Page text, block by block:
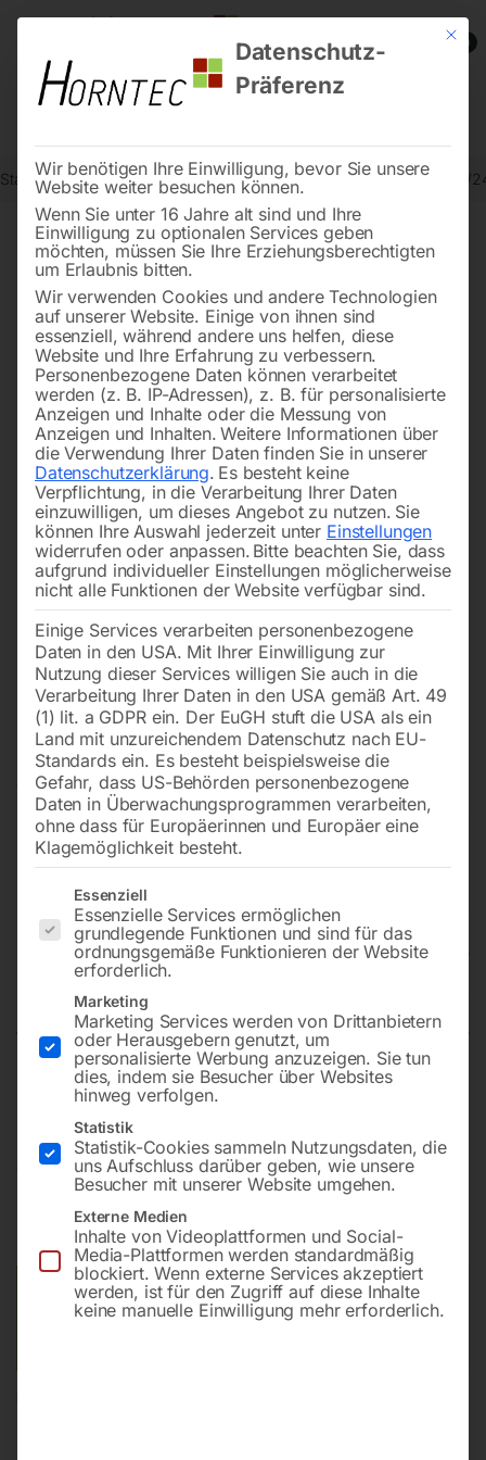
0
Start Werkstatttechnik Öl- / Fettpumpen DL-Ölpumpe POP 650/
DL-Ölpumpe POP 650/240 –
Mit NBR-Dichtungen
1.140,00
inkl. MwSt. zzgl.Versandkosten
Lieferzeit:ca. 2 - 3 Tage
Versandkosten Standard (Österreich):€10,00
Bitte beachten Sie: Die Versandkosten gelten für Österreich.
Mit
Datenschutz-
Präferenz
Wir benötigen Ihre Einwilligung, bevor Sie unsere
Website weiter besuchen können.
Wenn Sie unter 16 Jahre alt sind und Ihre
Einwilligung zu optionalen Services geben
möchten, müssen Sie Ihre Erziehungsberechtigten
um Erlaubnis bitten.
Wir verwenden Cookies und andere Technologien
auf unserer Website. Einige von ihnen sind
essenziell, während andere uns helfen, diese
Website und Ihre Erfahrung zu verbessern.
Personenbezogene Daten können verarbeitet
werden (z. B. IP-Adressen), z. B. für personalisierte
Anzeigen und Inhalte oder die Messung von
Anzeigen und Inhalten. Weitere Informationen über
die Verwendung Ihrer Daten finden Sie in unserer
Datenschutzerklärung. Es besteht keine
Verpflichtung, in die Verarbeitung Ihrer Daten
einzuwilligen, um dieses Angebot zu nutzen. Sie
können Ihre Auswahl jederzeit unter Einstellungen
widerrufen oder anpassen. Bitte beachten Sie, dass
aufgrund individueller Einstellungen möglicherweise
nicht alle Funktionen der Website verfügbar sind.
Einige Services verarbeiten personenbezogene
Daten in den USA. Mit Ihrer Einwilligung zur
Nutzung dieser Services willigen Sie auch in die
Verarbeitung Ihrer Daten in den USA gemäß Art. 49
(1) lit. a GDPR ein. Der EuGH stuft die USA als ein
Land mit unzureichendem Datenschutz nach EU-
Standards ein. Es besteht beispielsweise die
Gefahr, dass US-Behörden personenbezogene
Daten in Überwachungsprogrammen verarbeiten,
ohne dass für Europäerinnen und Europäer eine
Klagemöglichkeit besteht.
Es folgt eine Liste der Service-Gruppen, für die eine
Essenziell
Essenzielle Services ermöglichen
grundlegende Funktionen und sind für das
ordnungsgemäße Funktionieren der Website
erforderlich.
Marketing
Marketing Services werden von Drittanbietern
oder Herausgebern genutzt, um
personalisierte Werbung anzuzeigen. Sie tun
dies, indem sie Besucher über Websites
hinweg verfolgen.
Statistik
Statistik-Cookies sammeln Nutzungsdaten, die
uns Aufschluss darüber geben, wie unsere
Besucher mit unserer Website umgehen.
Externe Medien
Inhalte von Videoplattformen und Social-
Media-Plattformen werden standardmäßig
blockiert. Wenn externe Services akzeptiert
werden, ist für den Zugriff auf diese Inhalte
keine manuelle Einwilligung mehr erforderlich.